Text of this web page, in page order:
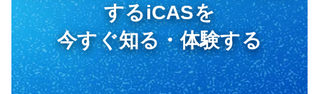
するiCASを
今すぐ知る・体験する